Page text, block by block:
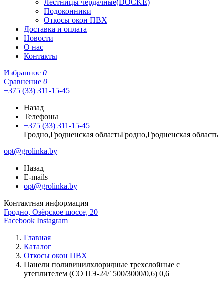
Лестницы чердачные(DOCKE)
Подоконники
Откосы окон ПВХ
Доставка и оплата
Новости
О нас
Контакты
Избранное 0
Сравнение 0
+375 (33) 311-15-45
Назад
Телефоны
+375 (33) 311-15-45
Гродно,Гродненская областьГродно,Гродненская область
opt@grolinka.by
Назад
E-mails
opt@grolinka.by
Контактная информация
Гродно, Озёрское шоссе, 20
Facebook Instagram
Главная
Каталог
Откосы окон ПВХ
Панели поливинилхлоридные трехслойные с
утеплителем (СО ПЭ-24/1500/3000/0,6) 0,6